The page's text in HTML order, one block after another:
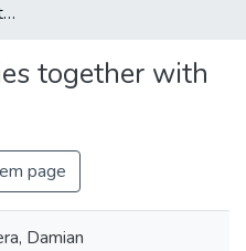
EBSCO and Libraries together with digital end users
together with
page
Damian